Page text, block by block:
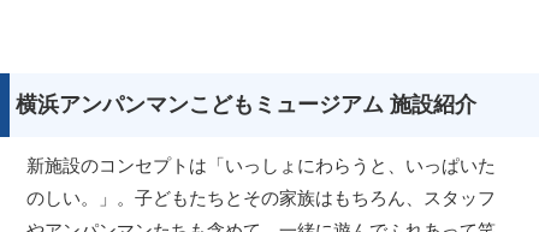
横浜アンパンマンこどもミュージアム 施設紹介
新施設のコンセプトは「いっしょにわらうと、いっぱいた
のしい。」。子どもたちとその家族はもちろん、スタッフ